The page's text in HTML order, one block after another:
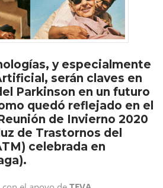
y especialmente
serán claves en
Parkinson en un futuro
quedó reflejado en el
de Invierno 2020
de Trastornos del
celebrada en